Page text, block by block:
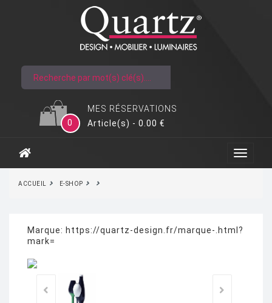
MES RÉSERVATIONS
0
Article(s) - 0.00 €
ACCUEIL E-SHOP
Marque: https://quartz-design.fr/marque-.html?
mark=